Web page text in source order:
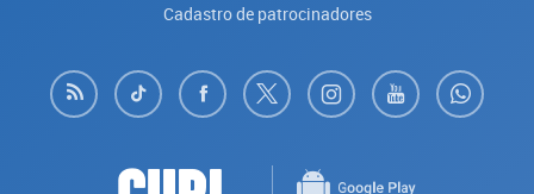
Cadastro de patrocinadores